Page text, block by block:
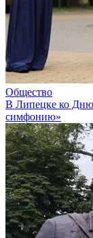
Общество
В Липецке ко Дню
симфонию»